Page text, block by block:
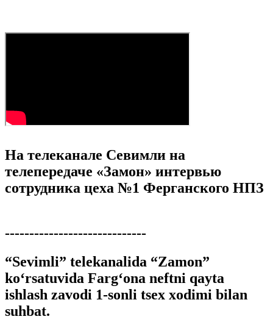
На телеканале Севимли на
телепередаче «Замон» интервью
сотрудника цеха №1 Ферганского НПЗ
-----------------------------
“Sevimli” telekanalida “Zamon”
ko‘rsatuvida Farg‘ona neftni qayta
ishlash zavodi 1-sonli tsex xodimi bilan
suhbat.